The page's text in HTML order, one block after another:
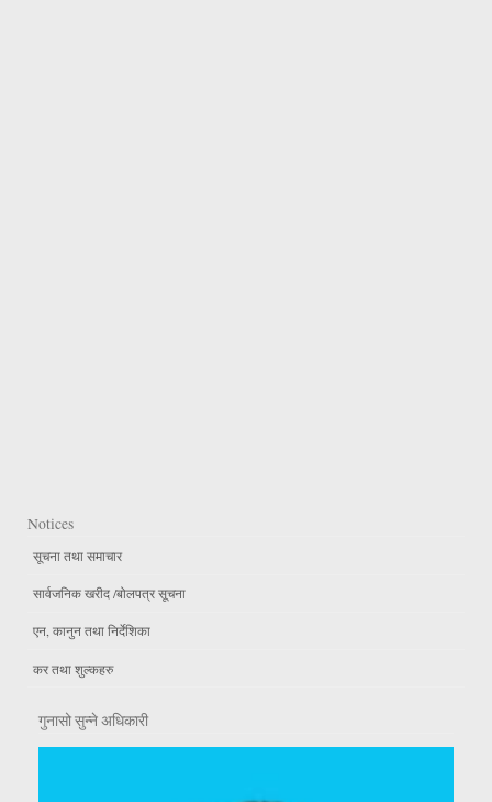
Notices
सूचना तथा समाचार
सार्वजनिक खरीद /बोलपत्र सूचना
एन, कानुन तथा निर्देशिका
कर तथा शुल्कहरु
गुनासो सुन्ने अधिकारी